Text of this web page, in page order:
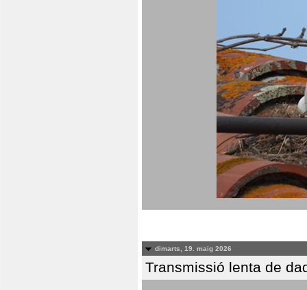
dimarts, 19. maig 2026
Transmissió lenta de